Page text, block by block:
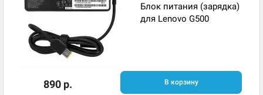
Блок питания (зарядка)
для Lenovo G500
890 р. В корзину